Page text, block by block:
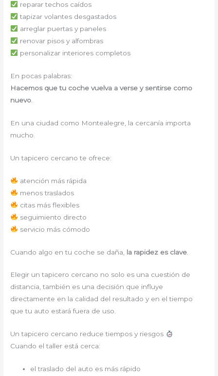
reparar techos caídos
tapizar volantes desgastados
arreglar puertas y paneles
renovar pisos y alfombras
personalizar interiores completos
En pocas palabras:
Hacemos que tu coche vuelva a verse y sentirse como
nuevo
En una ciudad como Montealegre, la cercanía importa
mucho.
Un tapicero cercano te ofrece:
atención más rápida
menos traslados
citas más flexibles
seguimiento directo
servicio más cómodo
Cuando algo en tu coche se daña, la rapidez es clave
Elegir un tapicero cercano no solo es una cuestión de
distancia, también es una decisión que influye
directamente en la calidad del resultado y en el tiempo
que tu auto estará fuera de uso.
Un tapicero cercano reduce tiempos y riesgos
Cuando el taller está cerca:
el traslado del auto es más rápido